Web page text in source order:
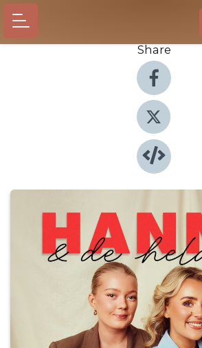
Share